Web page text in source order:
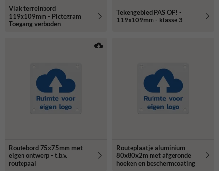
Vlak terreinbord
119x109mm - Pictogram
Toegang verboden
Tekengebied PAS OP! -
119x109mm - klasse 3
Routebord 75x75mm met
eigen ontwerp - t.b.v.
routepaal
Routeplaatje aluminium
80x80x2m met afgeronde
hoeken en beschermcoating